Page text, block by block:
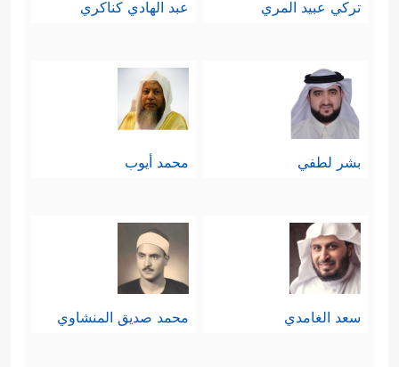
تركي عبيد المري عبد الهادي كناكري
بشر لطفي محمد أيوب
سعد الغامدي محمد صديق المنشاوي